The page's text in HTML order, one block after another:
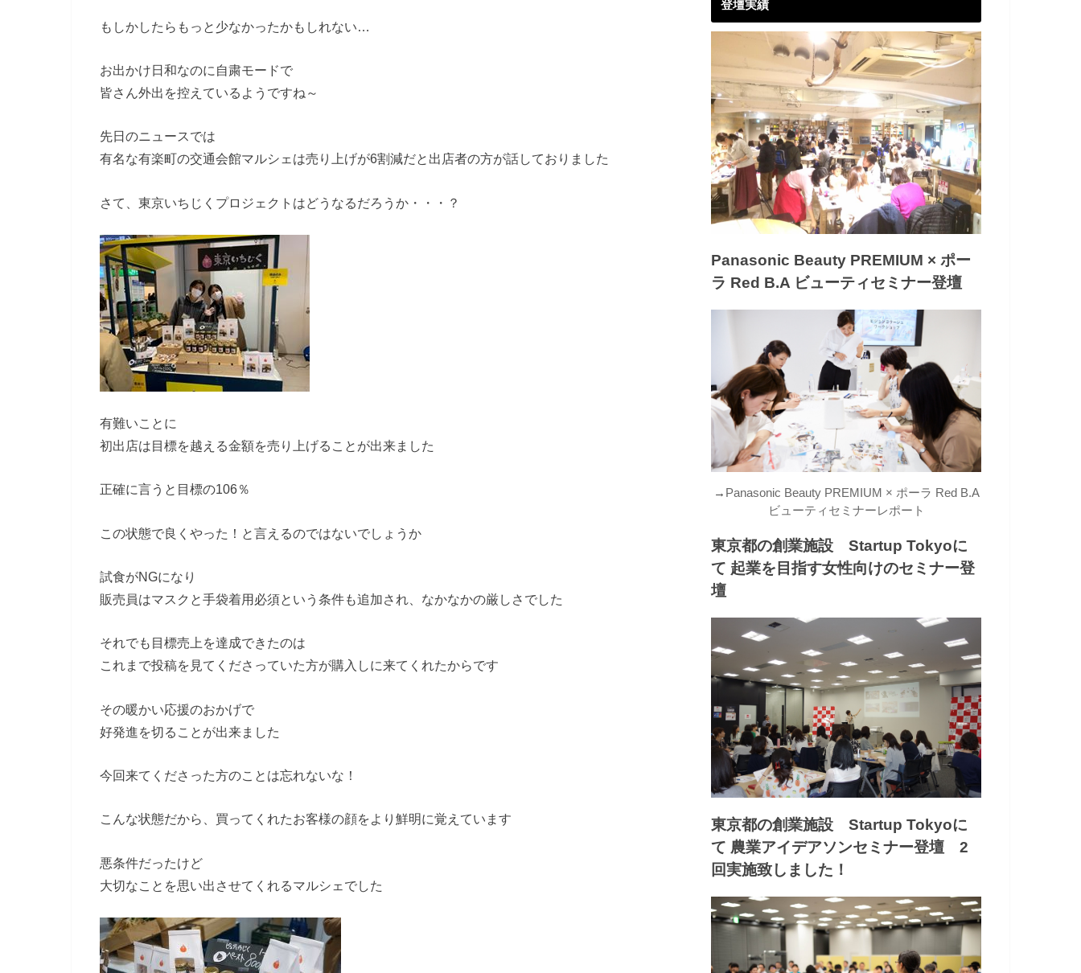
もしかしたらもっと少なかったかもしれない…
お出かけ日和なのに自粛モードで
皆さん外出を控えているようですね～
先日のニュースでは
有名な有楽町の交通会館マルシェは売り上げが6割減だと出店者の方が話しておりました
さて、東京いちじくプロジェクトはどうなるだろうか・・・？
有難いことに
初出店は目標を越える金額を売り上げることが出来ました
正確に言うと目標の106％
この状態で良くやった！と言えるのではないでしょうか
試食がNGになり
販売員はマスクと手袋着用必須という条件も追加され、なかなかの厳しさでした
それでも目標売上を達成できたのは
これまで投稿を見てくださっていた方が購入しに来てくれたからです
その暖かい応援のおかげで
好発進を切ることが出来ました
今回来てくださった方のことは忘れないな！
こんな状態だから、買ってくれたお客様の顔をより鮮明に覚えています
悪条件だったけど
大切なことを思い出させてくれるマルシェでした
登壇実績
Panasonic Beauty PREMIUM × ポー
ラ Red B.A ビューティセミナー登壇
→ Panasonic Beauty PREMIUM × ポーラ Red B.A
ビューティセミナーレポート
東京都の創業施設 Startup Tokyoに
て 起業を目指す女性向けのセミナー登
壇
東京都の創業施設 Startup Tokyoに
て 農業アイデアソンセミナー登壇 2
回実施致しました！